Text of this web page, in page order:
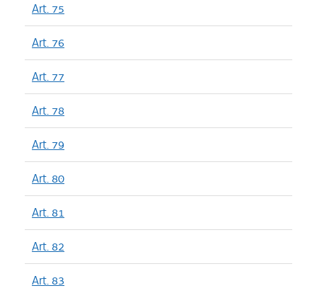
Art. 75
Art. 76
Art. 77
Art. 78
Art. 79
Art. 80
Art. 81
Art. 82
Art. 83